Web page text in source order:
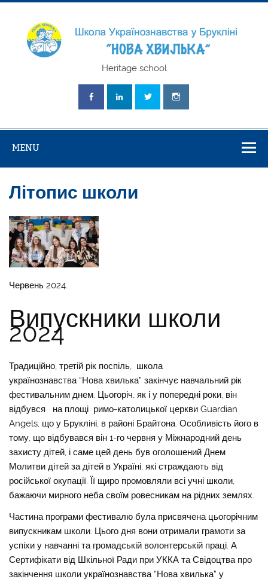
Skip
"Нова
Heritage school
MENU
Літопис школи
Червень 2024.
Випускники школи
2024
Традиційно, третій рік поспіль, школа
українознавства “Нова хвилька” закінчує навчальний рік
фестивальним днем. Цьогоріч, як і у попередні роки, він
відбувся на площі римо-католицької церкви Guardian
Angels, що у Брукліні, в районі Брайтона. Особливість його в
тому, що відбувався він 1-го червня у Міжнародний день
захисту дітей, і саме цей день був оголошений Днем
Молитви дітей за дітей в Україні, які страждають від
російської окупації. Її щиро промовляли всі учні школи,
бажаючи мирного неба своїм ровесникам на рідних землях.
Частина програми фестивалю була присвячена цьогорічним
випускникам школи. Цього дня вони отримали грамоти за
успіхи у навчанні та громадській волонтерській праці. А
Сертифікати від Шкільної Ради при УККА та Свідоцтва про
закінчення школи українознавства “Нова хвилька” у